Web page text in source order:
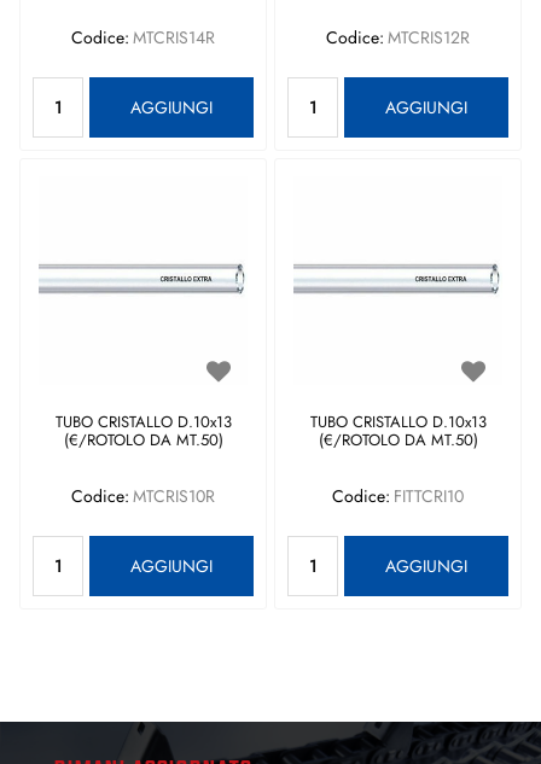
Codice: MTCRIS14R
AGGIUNGI
Codice: MTCRIS12R
AGGIUNGI
TUBO CRISTALLO D.10x13
(€/ROTOLO DA MT.50)
Codice: MTCRIS10R
AGGIUNGI
TUBO CRISTALLO D.10x13
(€/ROTOLO DA MT.50)
Codice: FITTCRI10
AGGIUNGI